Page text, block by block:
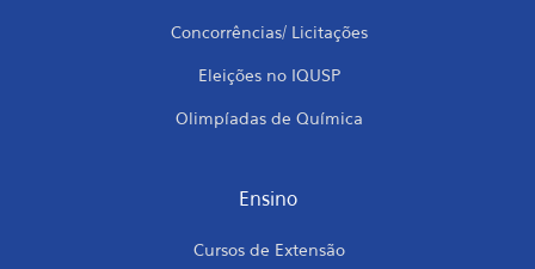
Concorrências/ Licitações
Eleições no IQUSP
Olimpíadas de Química
Ensino
Cursos de Extensão